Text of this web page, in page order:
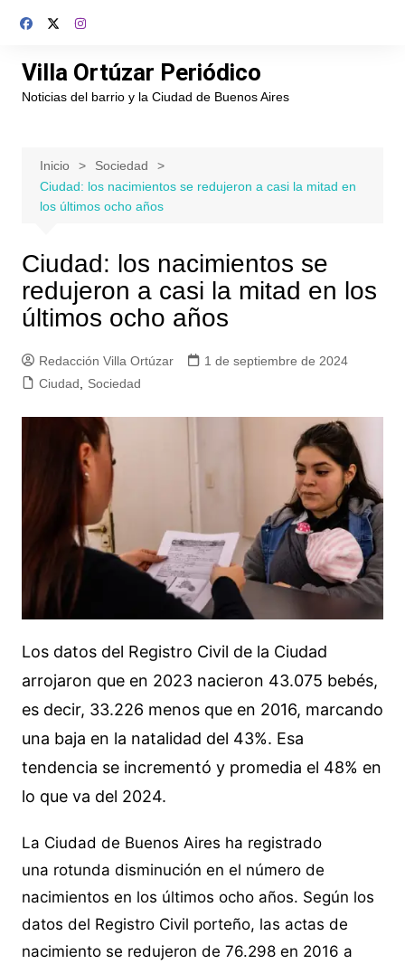
Villa Ortúzar Periódico
Noticias del barrio y la Ciudad de Buenos Aires
Inicio
Sociedad
Ciudad: los nacimientos se redujeron a casi la mitad en
los últimos ocho años
Ciudad: los nacimientos se
redujeron a casi la mitad en los
últimos ocho años
Redacción Villa Ortúzar
1 de septiembre de 2024
Ciudad
Sociedad
Los datos del Registro Civil de la Ciudad
arrojaron que en 2023 nacieron 43.075 bebés,
es decir, 33.226 menos que en 2016, marcando
una baja en la natalidad del 43%. Esa
tendencia se incrementó y promedia el 48% en
lo que va del 2024.
La Ciudad de Buenos Aires ha registrado
una rotunda disminución en el número de
nacimientos en los últimos ocho años. Según los
datos del Registro Civil porteño, las actas de
nacimiento se redujeron de 76.298 en 2016 a